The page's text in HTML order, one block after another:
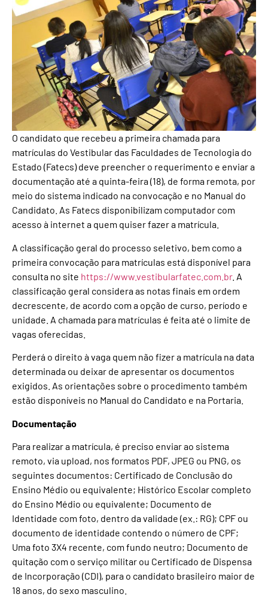
O candidato que recebeu a primeira chamada para
matrículas do Vestibular das Faculdades de Tecnologia do
Estado (Fatecs) deve preencher o requerimento e enviar a
documentação até a quinta-feira (18), de forma remota, por
meio do sistema indicado na convocação e no Manual do
Candidato. As Fatecs disponibilizam computador com
acesso à internet a quem quiser fazer a matrícula.
A classificação geral do processo seletivo, bem como a
primeira convocação para matrículas está disponível para
consulta no site https://www.vestibularfatec.com.br. A
classificação geral considera as notas finais em ordem
decrescente, de acordo com a opção de curso, período e
unidade. A chamada para matrículas é feita até o limite de
vagas oferecidas.
Perderá o direito à vaga quem não fizer a matrícula na data
determinada ou deixar de apresentar os documentos
exigidos. As orientações sobre o procedimento também
estão disponíveis no Manual do Candidato e na Portaria.
Documentação
Para realizar a matrícula, é preciso enviar ao sistema
remoto, via upload, nos formatos PDF, JPEG ou PNG, os
seguintes documentos: Certificado de Conclusão do
Ensino Médio ou equivalente; Histórico Escolar completo
do Ensino Médio ou equivalente; Documento de
Identidade com foto, dentro da validade (ex.: RG); CPF ou
documento de identidade contendo o número de CPF;
Uma foto 3X4 recente, com fundo neutro; Documento de
quitação com o serviço militar ou Certificado de Dispensa
de Incorporação (CDI), para o candidato brasileiro maior de
18 anos, do sexo masculino.